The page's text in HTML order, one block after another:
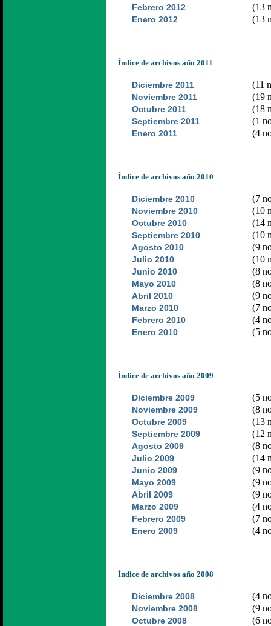
Febrero 2012 (13
Enero 2012 (13
Índice de archivos año 2011
Diciembre 2011 (11
Noviembre 2011 (19
Octubre 2011 (18
Septiembre 2011 (1
Enero 2011 (4
Índice de archivos año 2010
Diciembre 2010 (7
Noviembre 2010 (10
Octubre 2010 (14
Septiembre 2010 (10
Agosto 2010 (9
Julio 2010 (10
Junio 2010 (8
Mayo 2010 (8
Abril 2010 (9
Marzo 2010 (7
Febrero 2010 (4
Enero 2010 (5
Índice de archivos año 2009
Diciembre 2009 (5
Noviembre 2009 (8
Octubre 2009 (13
Septiembre 2009 (12
Agosto 2009 (8
Julio 2009 (14
Junio 2009 (9
Mayo 2009 (9
Abril 2009 (9
Marzo 2009 (4
Febrero 2009 (7
Enero 2009 (4
Índice de archivos año 2008
Diciembre 2008 (4
Noviembre 2008 (9
Octubre 2008 (6